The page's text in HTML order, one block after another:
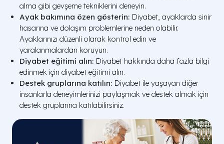
alma gibi gevşeme tekniklerini deneyin.
Ayak bakımına özen gösterin: Diyabet, ayaklarda sinir
hasarına ve dolaşım problemlerine neden olabilir.
Ayaklarınızı düzenli olarak kontrol edin ve
yaralanmalardan koruyun.
Diyabet eğitimi alın: Diyabet hakkında daha fazla bilgi
edinmek için diyabet eğitimi alın.
Destek gruplarına katılın: Diyabet ile yaşayan diğer
insanlarla deneyimlerinizi paylaşmak ve destek almak için
destek gruplarına katılabilirsiniz.